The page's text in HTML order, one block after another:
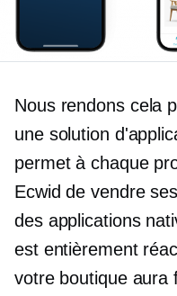
Nous rendons cela
une solution
permet à chaque
Ecwid de vendre
des applications
est entièrement
votre boutique aura